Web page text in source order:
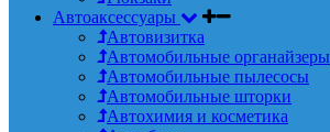
Автоаксессуары
Автовизитка
Автомобильные органайзеры
Автомобильные пылесосы
Автомобильные шторки
Автохимия и косметика